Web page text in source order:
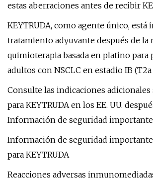
estas aberraciones antes de recibir
KEYTRUDA, como agente único, está
tratamiento adyuvante después de la
quimioterapia basada en platino para
adultos con NSCLC en estadio IB (T2a
Consulte las indicaciones adicionales
para KEYTRUDA en los EE. UU.
Información de seguridad
Información de seguridad
para KEYTRUDA
Reacciones adversas